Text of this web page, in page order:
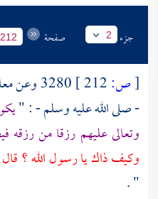
جزء 2 صفحة 212
[ص: 3280 وعن
- صلى الله عليه وسلم - : "
وتعالى عليهم رزقا من
وكيف ذاك يا رسول الله ؟
" .